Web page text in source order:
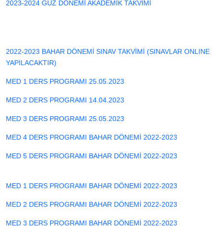
2023-2024 GÜZ DÖNEMİ AKADEMİK TAKVİMİ
2022-2023 BAHAR DÖNEMİ SINAV TAKVİMİ (SINAVLAR ONLINE
YAPILACAKTIR)
MED 1 DERS PROGRAMI 25.05.2023
MED 2 DERS PROGRAMI 14.04.2023
MED 3 DERS PROGRAMI 25.05.2023
MED 4 DERS PROGRAMI BAHAR DÖNEMİ 2022-2023
MED 5 DERS PROGRAMI BAHAR DÖNEMİ 2022-2023
MED 1 DERS PROGRAMI BAHAR DÖNEMİ 2022-2023
MED 2 DERS PROGRAMI BAHAR DÖNEMİ 2022-2023
MED 3 DERS PROGRAMI BAHAR DÖNEMİ 2022-2023